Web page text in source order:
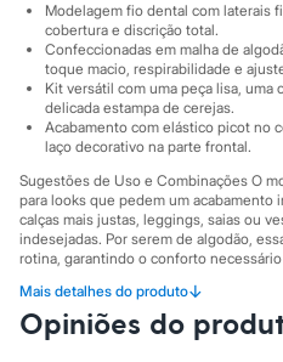
Sawary
Yessica
Moda esportiva
Acessórios
Blusas
Calçados
Leggings
Shorts e Bermudas
Tops
Moda íntima
Calcinhas
Cintas e Modeladores
Meias
Pijamas
Sutiãs e Tops
Moda praia
Modelagem fio dental com laterais
cobertura e discrição total.
Confeccionadas em malha de
toque macio, respirabilidade e
Kit versátil com uma peça lisa, uma
delicada estampa de cerejas.
Acabamento com elástico picot no
laço decorativo na parte frontal.
Sugestões de Uso e Combinações O
para looks que pedem um acabamento
calças mais justas, leggings, saias ou
indesejadas. Por serem de algodão,
rotina, garantindo o conforto
A gente se encontra na C&A! ❤/38
A Modelo veste tamanho P.
Mais detalhes do produto↓
Opiniões do